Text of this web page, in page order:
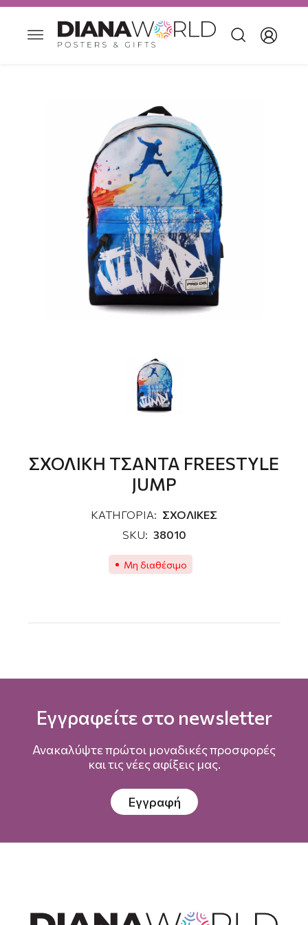
ΣΧΟΛΙΚΗ ΤΣΑΝΤΑ FREESTYLE
JUMP
ΚΑΤΗΓΟΡΙΑ: ΣΧΟΛΙΚΕΣ
SKU: 38010
Μη διαθέσιμο
Εγγραφείτε στο newsletter
Ανακαλύψτε πρώτοι μοναδικές προσφορές
και τις νέες αφίξεις μας.
Εγγραφή